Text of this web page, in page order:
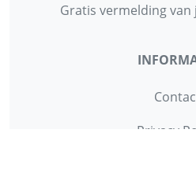
Gratis vermelding
Privacy